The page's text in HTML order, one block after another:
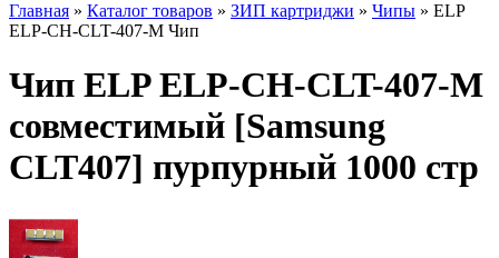
Главная » Каталог товаров » ЗИП картриджи » Чипы » ELP
ELP-CH-CLT-407-M Чип
Чип ELP ELP-CH-CLT-407-M
совместимый [Samsung
CLT407] пурпурный 1000 стр